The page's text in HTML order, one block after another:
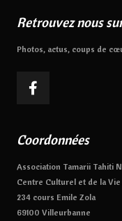
Retrouvez nous
Photos, actus, coups de
Coordonnées
Association Tamarii Tahiti
Centre Culturel et de la
234 cours Emile Zola
69100 Villeurbanne